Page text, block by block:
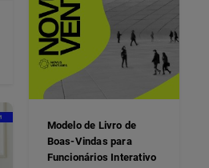
Modelo de Livro de
Boas-Vindas para
Funcionários Interativo